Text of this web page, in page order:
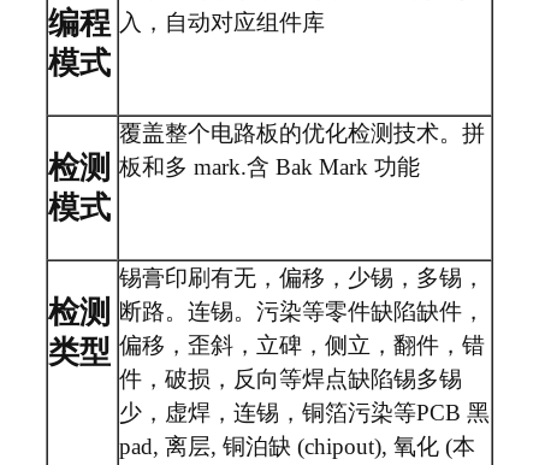
编程
模式
入，自动对应组件库
检测
模式
覆盖整个电路板的优化检测技术。拼
板和多 mark.含 Bak Mark 功能
检测
类型
锡膏印刷有无，偏移，少锡，多锡，
断路。连锡。污染等零件缺陷缺件，
偏移，歪斜，立碑，侧立，翻件，错
件，破损，反向等焊点缺陷锡多锡
少，虚焊，连锡，铜箔污染等PCB 黑
pad, 离层, 铜泊缺 (chipout), 氧化 (本